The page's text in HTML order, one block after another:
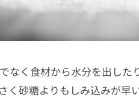
なく食材から水分を出し
く砂糖よりもしみ込みが早